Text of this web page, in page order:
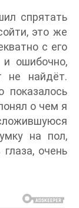
спрятать
это же
с его
и ошибочно,
не найдёт.
показалось
о чем я
на пол,
очень